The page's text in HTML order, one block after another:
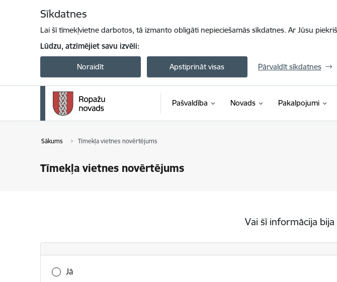
Sīkdatnes
Lai šī tīmekļvietne darbotos, tā izmanto obligāti nepieciešamās sīkdatnes. Ar Jūsu
Lūdzu, atzīmējiet savu izvēli:
Noraidīt Apstiprināt visas Pārvaldīt sīkdatnes
Pašvaldība Novads Pakalpojumi
Sākums Tīmekļa vietnes novērtējums
Tīmekļa vietnes novērtējums
Vai šī informācija
Vai šī informācija bija noderīga?
Jā